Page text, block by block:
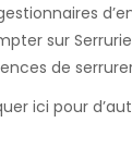
sur
de
ici pour